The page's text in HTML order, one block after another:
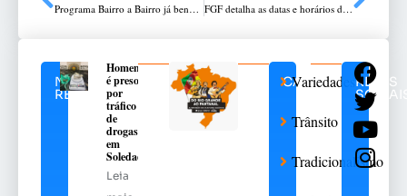
Programa Bairro a Bairro já beneficiou mais de 40 mil pessoas FGF detalha as datas e horários de jogos do Gauchão
NOTÍCIAS
RELACIONADAS
Homem
é preso
por
tráfico
de
drogas
em
Soledade
Leia
CATEGORIAS
Variedades
Trânsito
Tradicionalismo
REDES